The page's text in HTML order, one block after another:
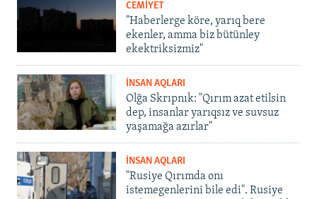
CEMİYET
"Haberlerge köre, yarıq bere
ekenler, amma biz bütünley
ekektriksizmiz"
İNSAN AQLARI
Olğa Skrıpnık: "Qırım azat etilsin
dep, insanlar yarıqsız ve suvsuz
yaşamağa azırlar"
İNSAN AQLARI
"Rusiye Qırımda onı
istemegenlerini bile edi". Rusiye